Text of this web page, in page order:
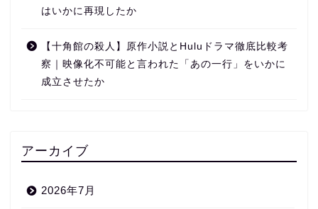
はいかに再現したか
【十角館の殺人】原作小説とHuluドラマ徹底比較考
察｜映像化不可能と言われた「あの一行」をいかに
成立させたか
アーカイブ
2026年7月